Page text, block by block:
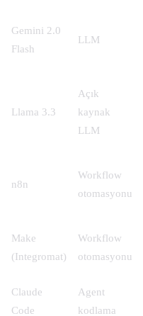
Gemini 2.0
Flash
LLM
Llama 3.3
Açık
kaynak
LLM
n8n
Workflow
otomasyonu
Make
(Integromat)
Workflow
otomasyonu
Claude
Code
Agent
kodlama